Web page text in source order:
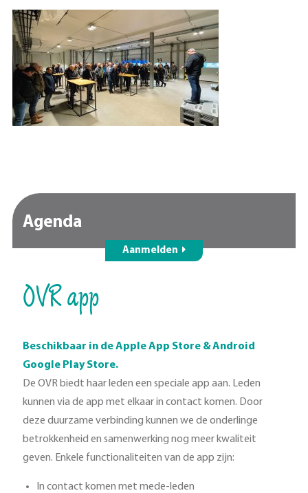
Agenda
Aanmelden
OVR app
Beschikbaar in de Apple App Store & Android
Google Play Store.
De OVR biedt haar leden een speciale app aan. Leden
kunnen via de app met elkaar in contact komen. Door
deze duurzame verbinding kunnen we de onderlinge
betrokkenheid en samenwerking nog meer kwaliteit
geven. Enkele functionaliteiten van de app zijn:
In contact komen met mede-leden